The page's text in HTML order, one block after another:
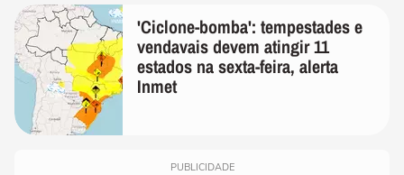
'Ciclone-bomba': tempestades e
vendavais devem atingir 11
estados na sexta-feira, alerta
Inmet
PUBLICIDADE